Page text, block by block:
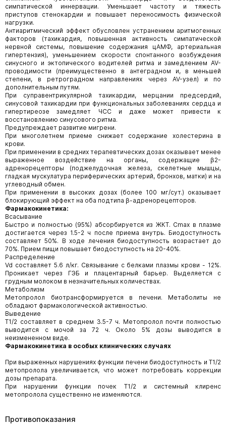
симпатической иннервации. Уменьшает частоту и тяжесть
приступов стенокардии и повышает переносимость физической
нагрузки.
Антиаритмический эффект обусловлен устранением аритмогенных
факторов (тахикардия, повышенная активность симпатической
нервной системы, повышение содержания цАМФ, артериальная
гипертензия), уменьшением скорости спонтанного возбуждения
синусного и эктопического водителей ритма и замедлением AV-
проводимости (преимущественно в антеградном и, в меньшей
степени, в ретроградном направлениях через AV-узел) и по
дополнительным путям.
При суправентрикулярной тахикардии, мерцании предсердий,
синусовой тахикардии при функциональных заболеваниях сердца и
гипертиреозе замедляет ЧСС и даже может привести к
восстановлению синусового ритма.
Предупреждает развитие мигрени.
При многолетнем приеме снижает содержание холестерина в
крови.
При применении в средних терапевтических дозах оказывает менее
выраженное воздействие на органы, содержащие β2-
адренорецепторы (поджелудочная железа, скелетные мышцы,
гладкая мускулатура периферических артерий, бронхов, матки) и на
углеводный обмен.
При применении в высоких дозах (более 100 мг/сут.) оказывает
блокирующий эффект на оба подтипа β-адренорецепторов.
Фармакокинетика:
Всасывание
Быстро и полностью (95%) абсорбируется из ЖКТ. Cmax в плазме
достигается через 1.5-2 ч после приема внутрь. Биодоступность
составляет 50%. В ходе лечения биодоступность возрастает до
70%. Прием пищи повышает биодоступность на 20-40%.
Распределение
Vd составляет 5.6 л/кг. Связывание с белками плазмы крови - 12%.
Проникает через ГЭБ и плацентарный барьер. Выделяется с
грудным молоком в незначительных количествах.
Метаболизм
Метопролол биотрансформируется в печени. Метаболиты не
обладают фармакологической активностью.
Выведение
T1/2 составляет в среднем 3.5-7 ч. Метопролол почти полностью
выводится с мочой за 72 ч. Около 5% дозы выводится в
неизмененном виде.
Фармакокинетика в особых клинических случаях
При выраженных нарушениях функции печени биодоступность и T1/2
метопролола увеличивается, что может потребовать коррекции
дозы препарата.
При нарушении функции почек T1/2 и системный клиренс
метопролола существенно не изменяются.
Противопоказания